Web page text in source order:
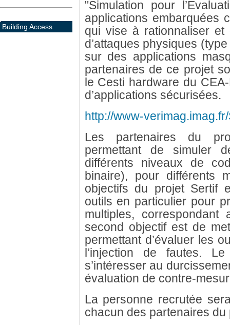
"Simulation pour
applications embarquées
qui vise à rationnaliser et
d’attaques physiques
sur des applications
partenaires de ce projet
le Cesti hardware du
d’applications sécurisées.
http://www-
Les partenaires du
permettant de simuler
différents niveaux de
binaire), pour différents
objectifs du projet Sertif
outils en particulier pour
multiples,
second objectif est de
permettant d’évaluer les
l’injection de fautes.
s’intéresser au
évaluation de contre-
La personne recrutée
chacun des partenaires du
Building Access